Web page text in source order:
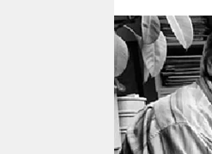
berlin
nord
wahrheit
verlag
verlag